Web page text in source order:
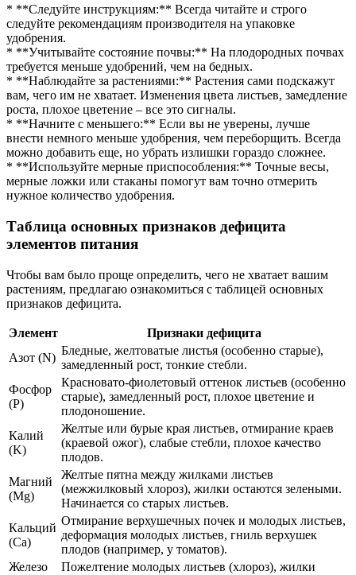
* **Следуйте инструкциям:** Всегда читайте и строго
следуйте рекомендациям производителя на упаковке
удобрения.
* **Учитывайте состояние почвы:** На плодородных почвах
требуется меньше удобрений, чем на бедных.
* **Наблюдайте за растениями:** Растения сами подскажут
вам, чего им не хватает. Изменения цвета листьев, замедление
роста, плохое цветение – все это сигналы.
* **Начните с меньшего:** Если вы не уверены, лучше
внести немного меньше удобрения, чем переборщить. Всегда
можно добавить еще, но убрать излишки гораздо сложнее.
* **Используйте мерные приспособления:** Точные весы,
мерные ложки или стаканы помогут вам точно отмерить
нужное количество удобрения.
Таблица основных признаков дефицита
элементов питания
Чтобы вам было проще определить, чего не хватает вашим
растениям, предлагаю ознакомиться с таблицей основных
признаков дефицита.
Элемент
Признаки дефицита
Азот (N)
Бледные, желтоватые листья (особенно старые),
замедленный рост, тонкие стебли.
Фосфор
(P)
Красновато-фиолетовый оттенок листьев (особенно
старые), замедленный рост, плохое цветение и
плодоношение.
Калий
(K)
Желтые или бурые края листьев, отмирание краев
(краевой ожог), слабые стебли, плохое качество
плодов.
Магний
(Mg)
Желтые пятна между жилками листьев
(межжилковый хлороз), жилки остаются зелеными.
Начинается со старых листьев.
Кальций
(Ca)
Отмирание верхушечных почек и молодых листьев,
деформация молодых листьев, гниль верхушек
плодов (например, у томатов).
Железо
Пожелтение молодых листьев (хлороз), жилки